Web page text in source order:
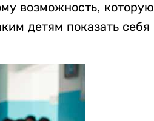
возможность, которую
детям показать себя